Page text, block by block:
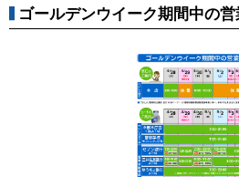
ゴールデンウイーク期間中の